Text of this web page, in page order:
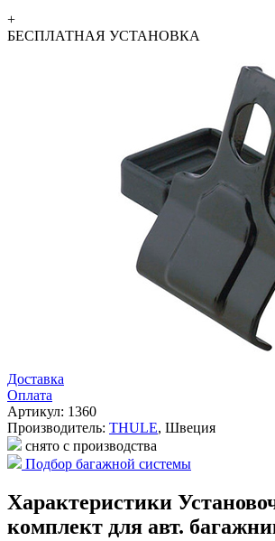
+
БЕСПЛАТНАЯ УСТАНОВКА
Доставка
Оплата
Артикул: 1360
Производитель: THULE, Швеция
снято с производства
Подбор багажной системы
Характеристики
комплект для авт.